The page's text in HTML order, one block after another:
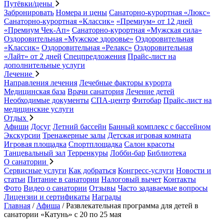
Путёвки/цены
Забронировать Номера и цены Санаторно-курортная «Люкс»
Санаторно-курортная «Классик» «Премиум» от 12 дней
«Премиум Чек-Ап» Санаторно-курортная «Мужская сила»
Оздоровительная «Мужское здоровье» Оздоровительная
«Классик» Оздоровительная «Релакс» Оздоровительная
«Лайт» от 2 дней Спецпредложения Прайс-лист на
дополнительные услуги
Лечение
Направления лечения Лечебные факторы курорта
Медицинская база Врачи санатория Лечение детей
Необходимые документы СПА-центр Фитобар Прайс-лист на
медицинские услуги
Отдых
Афиши Досуг Летний бассейн Банный комплекс с бассейном
Экскурсии Тренажерные залы Детская игровая комната
Игровая площадка Спортплощадка Салон красоты
Танцевальный зал Терренкуры Лобби-бар Библиотека
О санатории
Сервисные услуги Как добраться Конгресс-услуги Новости и
статьи Питание в санатории Налоговый вычет Контакты
Фото Видео о санатории Отзывы Часто задаваемые вопросы
Лицензии и сертификаты Награды
Главная / Афиша /Развлекательная программа для детей в
санатории «Катунь» с 20 по 25 мая